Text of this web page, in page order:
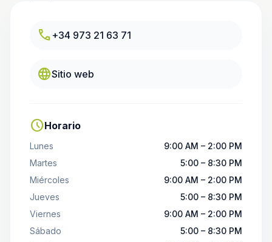
call +34 973 21 63 71
languageSitio web
scheduleHorario
Lunes
9:00 AM – 2:00 PM
Martes
5:00 – 8:30 PM
Miércoles
9:00 AM – 2:00 PM
Jueves
5:00 – 8:30 PM
Viernes
9:00 AM – 2:00 PM
Sábado
5:00 – 8:30 PM